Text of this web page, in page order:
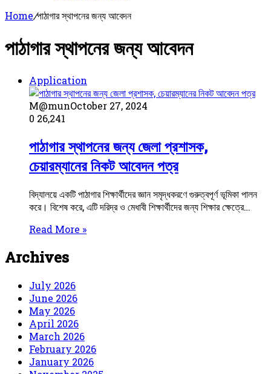
Home/পাঠাগার স্থাপনের জন্য আবেদন
পাঠাগার স্থাপনের জন্য আবেদন
Application
M@munOctober 27, 2024
0 26,241
পাঠাগার স্থাপনের জন্য জেলা প্রশাসক,
চেয়ারম্যানের নিকট আবেদন পত্র
বিদ্যালয়ে একটি পাঠাগার শিক্ষার্থীদের জ্ঞান সমৃদ্ধকরণে গুরুত্বপূর্ণ ভূমিকা পালন
করে। বিশেষ করে, এটি দরিদ্র ও মেধাবী শিক্ষার্থীদের জন্য শিক্ষার ক্ষেত্রে…
Read More »
Archives
July 2026
June 2026
May 2026
April 2026
March 2026
February 2026
January 2026